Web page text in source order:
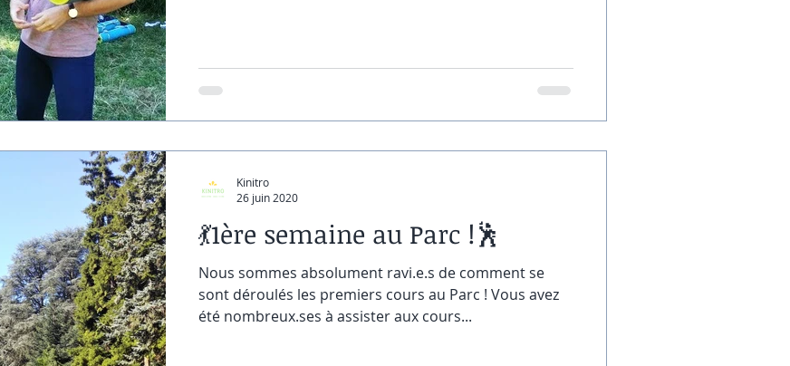
💃1ère semaine au Parc !🕺
Nous sommes absolument ravi.e.s de comment se
sont déroulés les premiers cours au Parc ! Vous avez
été nombreux.ses à assister aux cours...
Kinitro
26 juin 2020